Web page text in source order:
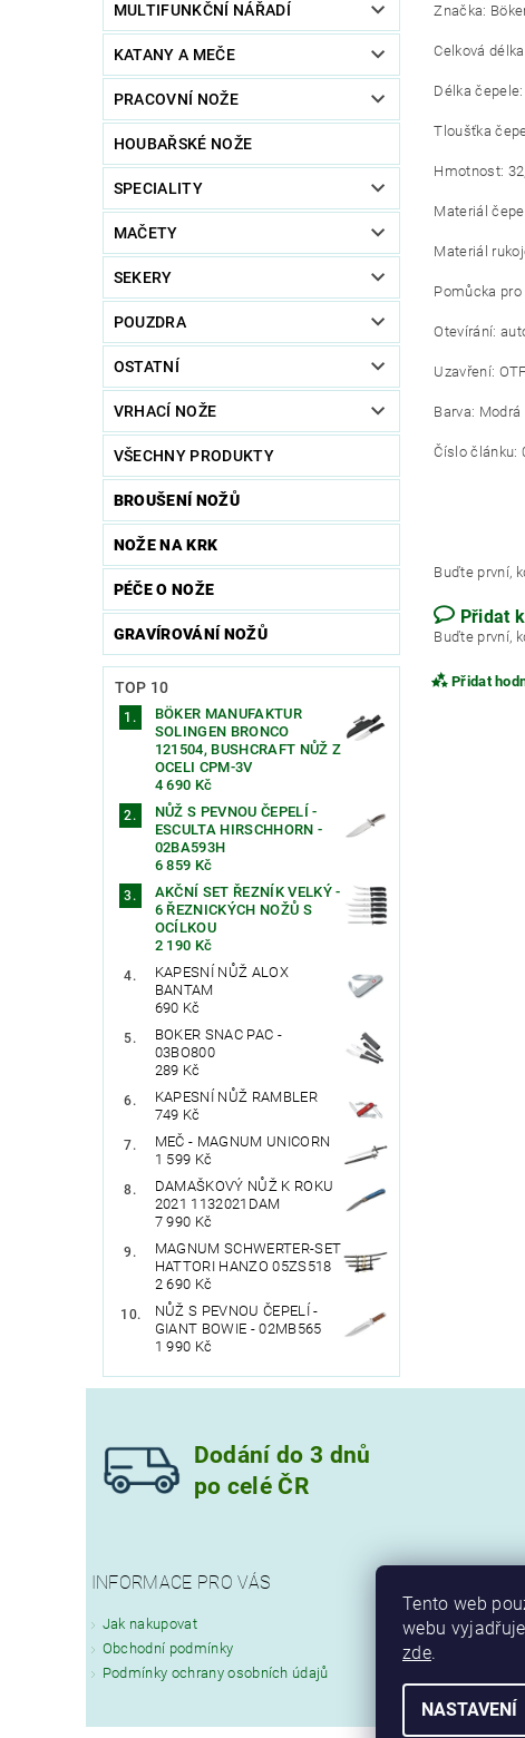
MULTIFUNKČNÍ NÁŘADÍ
KATANY A MEČE
PRACOVNÍ NOŽE
HOUBAŘSKÉ NOŽE
SPECIALITY
MAČETY
SEKERY
POUZDRA
OSTATNÍ
VRHACÍ NOŽE
VŠECHNY PRODUKTY
BROUŠENÍ NOŽŮ
NOŽE NA KRK
PÉČE O NOŽE
GRAVÍROVÁNÍ NOŽŮ
TOP 10
BÖKER MANUFAKTUR
SOLINGEN BRONCO
121504, BUSHCRAFT NŮŽ Z
OCELI CPM-3V
4 690 Kč
NŮŽ S PEVNOU ČEPELÍ -
ESCULTA HIRSCHHORN -
02BA593H
6 859 Kč
AKČNÍ SET ŘEZNÍK VELKÝ -
6 ŘEZNICKÝCH NOŽŮ S
OCÍLKOU
2 190 Kč
KAPESNÍ NŮŽ ALOX
BANTAM
690 Kč
BOKER SNAC PAC -
03BO800
289 Kč
KAPESNÍ NŮŽ RAMBLER
749 Kč
MEČ - MAGNUM UNICORN
1 599 Kč
DAMAŠKOVÝ NŮŽ K ROKU
2021 1132021DAM
7 990 Kč
MAGNUM SCHWERTER-SET
HATTORI HANZO 05ZS518
2 690 Kč
NŮŽ S PEVNOU ČEPELÍ -
GIANT BOWIE - 02MB565
1 990 Kč
Značka:
Celková
Délka
Tloušťka
Hmotnost:
Materiál
Materiál
Pomůcka
Otevírání:
Uzavření: OTF
Barva: Modrá
Číslo článku:
Buďte první,
Přidat
Buďte první,
Přidat
Dodání do 3 dnů
po celé ČR
INFORMACE PRO VÁS
Jak nakupovat
Obchodní podmínky
Podmínky ochrany osobních údajů
Tento web
webu
zde.
NASTAVENÍ